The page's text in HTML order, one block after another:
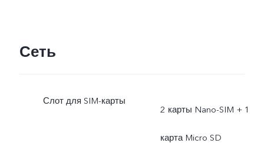
Сеть
Слот для SIM-карты
2 карты Nano-SIM + 1
карта Micro SD